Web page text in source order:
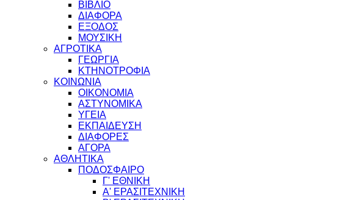
ΒΙΒΛΙΟ
ΔΙΑΦΟΡΑ
ΕΞΟΔΟΣ
ΜΟΥΣΙΚΗ
ΑΓΡΟΤΙΚΑ
ΓΕΩΡΓΙΑ
ΚΤΗΝΟΤΡΟΦΙΑ
ΚΟΙΝΩΝΙΑ
ΟΙΚΟΝΟΜΙΑ
ΑΣΤΥΝΟΜΙΚΑ
ΥΓΕΙΑ
ΕΚΠΑΙΔΕΥΣΗ
ΔΙΑΦΟΡΕΣ
ΑΓΟΡΑ
ΑΘΛΗΤΙΚΑ
ΠΟΔΟΣΦΑΙΡΟ
Γ' ΕΘΝΙΚΗ
Α' ΕΡΑΣΙΤΕΧΝΙΚΗ